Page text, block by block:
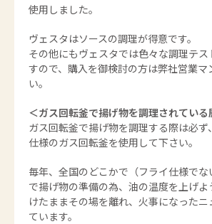
使用しました。
ヴェスタはソースの調理が得意です。
その他にもヴェスタでは色々な調理テス
すので、購入を御検討の方は弊社営業マ
い。
＜ガス回転釜で揚げ物を調理されている
ガス回転釜で揚げ物を調理する際は必ず
仕様のガス回転釜を使用して下さい。
毎年、全国のどこかで（フライ仕様で
で揚げ物の準備の為、油の温度を上げよ
けたままその場を離れ、火事になった
ています。